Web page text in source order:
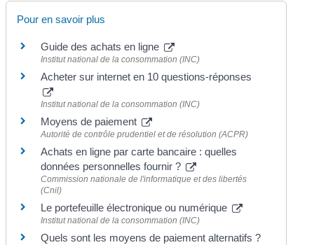
Pour en savoir plus
Guide des achats en ligne
Institut national de la consommation (INC)
Acheter sur internet en 10 questions-réponses
Institut national de la consommation (INC)
Moyens de paiement
Autorité de contrôle prudentiel et de résolution (ACPR)
Achats en ligne par carte bancaire : quelles
données personnelles fournir ?
Commission nationale de l'informatique et des libertés
(Cnil)
Le portefeuille électronique ou numérique
Institut national de la consommation (INC)
Quels sont les moyens de paiement alternatifs ?